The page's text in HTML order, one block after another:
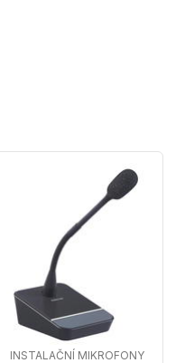
INSTALAČNÍ MIKROFONY